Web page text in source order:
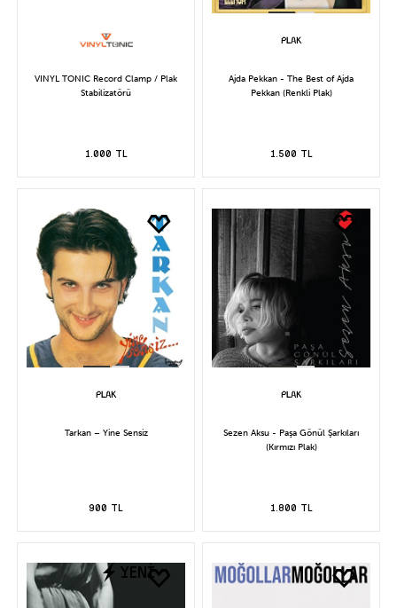
VINYL TONIC Record Clamp / Plak
Stabilizatörü
1.000 TL
Ajda Pekkan - The Best of Ajda
Pekkan (Renkli Plak)
1.500 TL
Tarkan – Yine Sensiz
900 TL
Sezen Aksu - Paşa Gönül Şarkıları
(Kırmızı Plak)
1.800 TL
YENİ